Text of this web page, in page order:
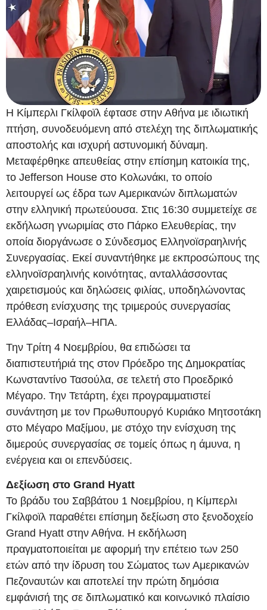
Η Κίμπερλι Γκίλφοϊλ έφτασε στην Αθήνα με ιδιωτική
πτήση, συνοδευόμενη από στελέχη της διπλωματικής
αποστολής και ισχυρή αστυνομική δύναμη.
Μεταφέρθηκε απευθείας στην επίσημη κατοικία της,
το Jefferson House στο Κολωνάκι, το οποίο
λειτουργεί ως έδρα των Αμερικανών διπλωματών
στην ελληνική πρωτεύουσα. Στις 16:30 συμμετείχε σε
εκδήλωση γνωριμίας στο Πάρκο Ελευθερίας, την
οποία διοργάνωσε ο Σύνδεσμος Ελληνοϊσραηλινής
Συνεργασίας. Εκεί συναντήθηκε με εκπροσώπους της
ελληνοϊσραηλινής κοινότητας, ανταλλάσσοντας
χαιρετισμούς και δηλώσεις φιλίας, υποδηλώνοντας
πρόθεση ενίσχυσης της τριμερούς συνεργασίας
Ελλάδας–Ισραήλ–ΗΠΑ.
Την Τρίτη 4 Νοεμβρίου, θα επιδώσει τα
διαπιστευτήριά της στον Πρόεδρο της Δημοκρατίας
Κωνσταντίνο Τασούλα, σε τελετή στο Προεδρικό
Μέγαρο. Την Τετάρτη, έχει προγραμματιστεί
συνάντηση με τον Πρωθυπουργό Κυριάκο Μητσοτάκη
στο Μέγαρο Μαξίμου, με στόχο την ενίσχυση της
διμερούς συνεργασίας σε τομείς όπως η άμυνα, η
ενέργεια και οι επενδύσεις.
Δεξίωση στο Grand Hyatt
Το βράδυ του Σαββάτου 1 Νοεμβρίου, η Κίμπερλι
Γκίλφοϊλ παραθέτει επίσημη δεξίωση στο ξενοδοχείο
Grand Hyatt στην Αθήνα. Η εκδήλωση
πραγματοποιείται με αφορμή την επέτειο των 250
ετών από την ίδρυση του Σώματος των Αμερικανών
Πεζοναυτών και αποτελεί την πρώτη δημόσια
εμφάνισή της σε διπλωματικό και κοινωνικό πλαίσιο